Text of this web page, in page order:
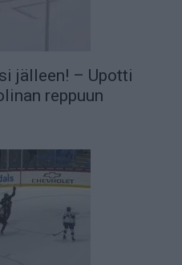
jälleen! – Upotti
reppuun